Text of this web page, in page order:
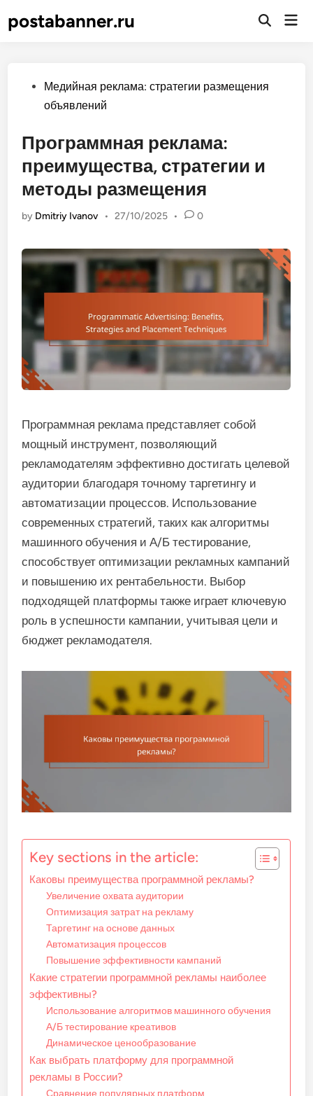
postabanner.ru
Open
PostedМедийная реклама: стратегии размещения
объявлений
Программная реклама:
преимущества, стратегии и
методы размещения
by Dmitriy Ivanov • 27/10/2025 • 0
Программная реклама представляет собой
мощный инструмент, позволяющий
рекламодателям эффективно достигать целевой
аудитории благодаря точному таргетингу и
автоматизации процессов. Использование
современных стратегий, таких как алгоритмы
машинного обучения и А/Б тестирование,
способствует оптимизации рекламных кампаний
и повышению их рентабельности. Выбор
подходящей платформы также играет ключевую
роль в успешности кампании, учитывая цели и
бюджет рекламодателя.
Key sections in the article:
Каковы преимущества программной рекламы?
Увеличение охвата аудитории
Оптимизация затрат на рекламу
Таргетинг на основе данных
Автоматизация процессов
Повышение эффективности кампаний
Какие стратегии программной рекламы наиболее
эффективны?
Использование алгоритмов машинного обучения
А/Б тестирование креативов
Динамическое ценообразование
Как выбрать платформу для программной
рекламы в России?
Сравнение популярных платформ